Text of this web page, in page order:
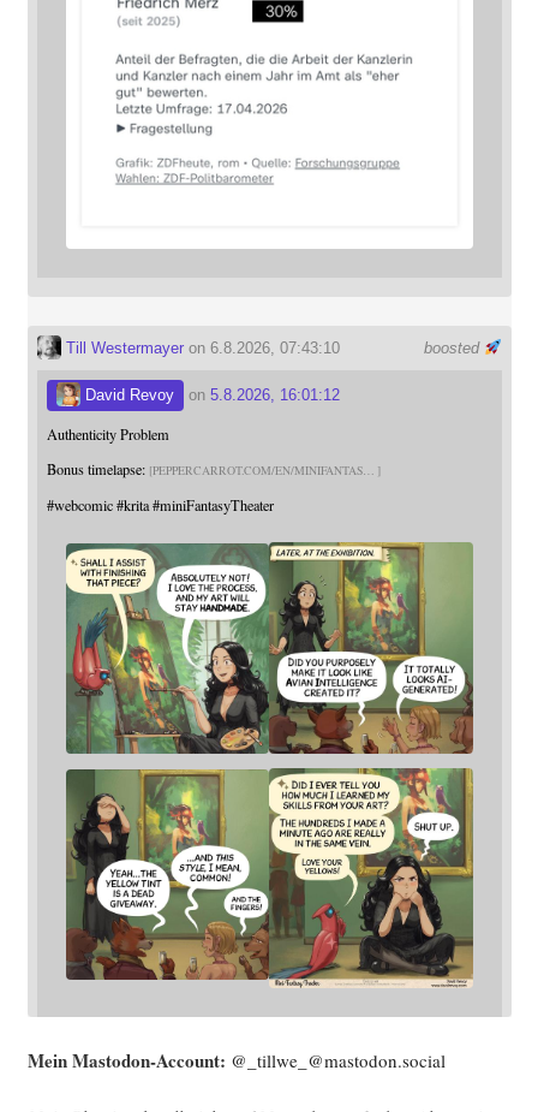
boosted
Till Westermayeron 6.8.2026, 07:43:10
David Revoy on 5.8.2026, 16:01:12
Authenticity Problem
Bonus timelapse: PEPPERCARROT.COM/EN/MINIFANTAS
#webcomic #krita #miniFantasyTheater
Mein Mast­o­don-Account: @_tillwe_@mastodon.social